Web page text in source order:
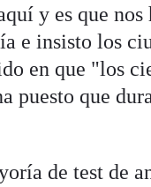
y es que nos
e insisto los
en que "los
puesto que
de test de